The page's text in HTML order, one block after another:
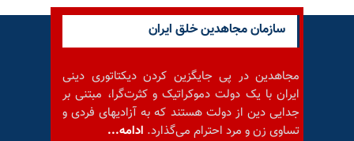
سازمان مجاهدین خلق ایران
مجاهدین در پی جایگزین کردن دیکتاتوری دینی
ایران با یک دولت دموکراتیک و کثرت‌گرا، مبتنی بر
جدایی دین از دولت هستند که به آزادیهای فردی و
تساوی زن و مرد احترام می‌گذارد. ادامه...